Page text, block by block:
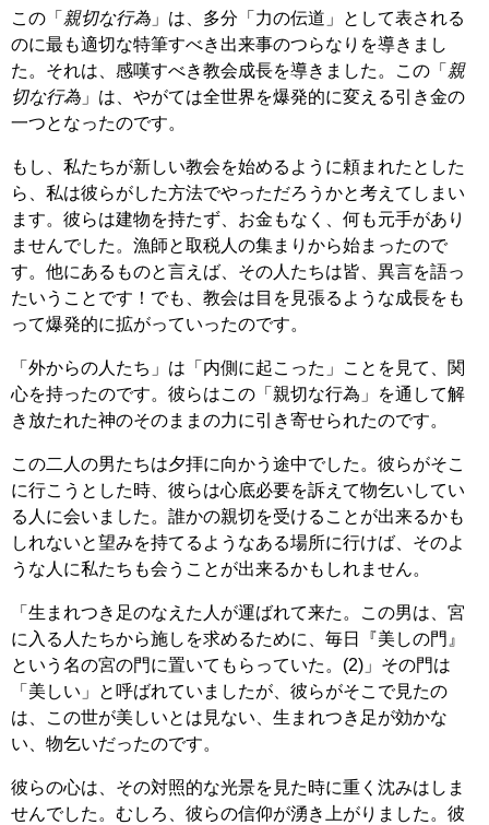
この「 親切な行為 」は、多分「力の伝道」として表される
のに最も適切な特筆すべき出来事のつらなりを導きまし
た。それは、感嘆すべき教会成長を導きました。この「 親
切な行為 」は、やがては全世界を爆発的に変える引き金の
一つとなったのです。
もし、私たちが新しい教会を始めるように頼まれたとした
ら、私は彼らがした方法でやっただろうかと考えてしまい
ます。彼らは建物を持たず、お金もなく、何も元手があり
ませんでした。漁師と取税人の集まりから始まったので
す。他にあるものと言えば、その人たちは皆、異言を語っ
たいうことです！でも、教会は目を見張るような成長をも
って爆発的に拡がっていったのです。
「外からの人たち」は「内側に起こった」ことを見て、関
心を持ったのです。彼らはこの「親切な行為」を通して解
き放たれた神のそのままの力に引き寄せられたのです。
この二人の男たちは夕拝に向かう途中でした。彼らがそこ
に行こうとした時、彼らは心底必要を訴えて物乞いしてい
る人に会いました。誰かの親切を受けることが出来るかも
しれないと望みを持てるようなある場所に行けば、そのよ
うな人に私たちも会うことが出来るかもしれません。
「生まれつき足のなえた人が運ばれて来た。この男は、宮
に入る人たちから施しを求めるために、毎日『美しの門』
という名の宮の門に置いてもらっていた。(2)」その門は
「美しい」と呼ばれていましたが、彼らがそこで見たの
は、この世が美しいとは見ない、生まれつき足が効かな
い、物乞いだったのです。
彼らの心は、その対照的な光景を見た時に重く沈みはしま
せんでした。むしろ、彼らの信仰が湧き上がりました。彼